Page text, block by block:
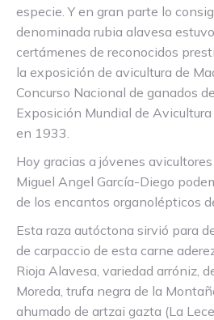
especie. Y en gran parte lo
denominada rubia alavesa
certámenes de reconocidos
la exposición de avicultura de
Concurso Nacional de ganados
Exposición Mundial de
en 1933.
Hoy gracias a jóvenes
Miguel Angel García-Diego
de los encantos organolépticos
Esta raza autóctona sirvió para
de carpaccio de esta carne
Rioja Alavesa, variedad arróniz,
Moreda, trufa negra de la
ahumado de artzai gazta (La